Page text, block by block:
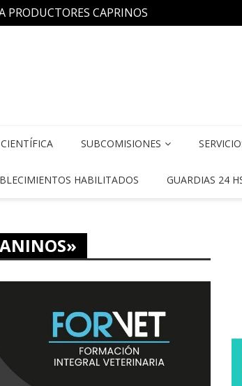
PRODUCTORES CAPRINOS
Veterinaria»
SUBCOMISIONES
HABILITADOS GUARDIAS 24